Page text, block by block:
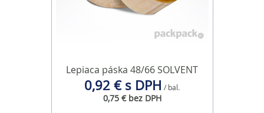
Lepiaca páska 48/66 SOLVENT
0,92 € s DPH / bal.
0,75 € bez DPH